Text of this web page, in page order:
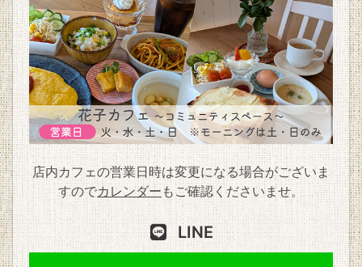
店内カフェの営業日時は変更になる場合がございま
すのでカレンダー もご確認くださいませ。
LINE